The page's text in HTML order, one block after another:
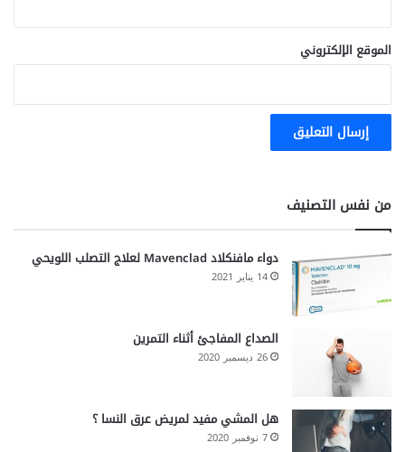
الموقع الإلكتروني
من نفس التصنيف
دواء مافنكلاد Mavenclad لعلاج التصلب اللويحي
14 يناير 2021
الصداع المفاجئ أثناء التمرين
26 ديسمبر 2020
هل المشي مفيد لمريض عرق النسا ؟
7 نوفمبر 2020